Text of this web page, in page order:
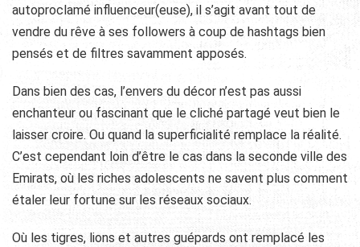
autoproclamé influenceur(euse), il s’agit avant tout de
vendre du rêve à ses followers à coup de hashtags bien
pensés et de filtres savamment apposés.
Dans bien des cas, l’envers du décor n’est pas aussi
enchanteur ou fascinant que le cliché partagé veut bien le
laisser croire. Ou quand la superficialité remplace la réalité.
C’est cependant loin d’être le cas dans la seconde ville des
Emirats, où les riches adolescents ne savent plus comment
étaler leur fortune sur les réseaux sociaux.
Où les tigres, lions et autres guépards ont remplacé les